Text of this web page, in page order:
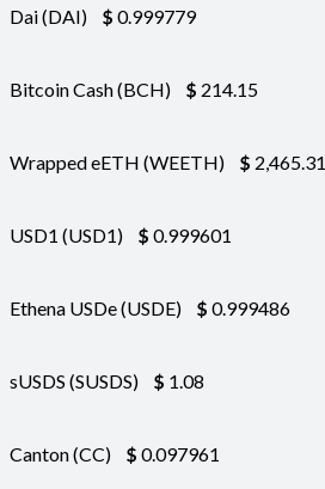
Dai (DAI) $ 0.999779
Bitcoin Cash (BCH) $ 214.15
Wrapped eETH (WEETH) $ 2,465.31
USD1 (USD1) $ 0.999601
Ethena USDe (USDE) $ 0.999486
sUSDS (SUSDS) $ 1.08
Canton (CC) $ 0.097961